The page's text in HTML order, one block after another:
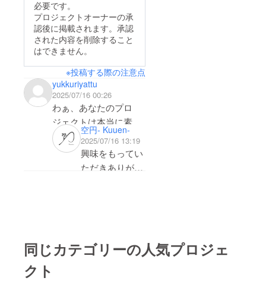
はこれからも、“お茶
を通して心が整う時
間”を届けていきま
す。映像の完成、そし
て第二弾に向けて、引
き続き精進してまいり
ます。どうぞ、これか
らも見守っていてくだ
さい！（茶人・東出）
す！応援いただけまし
たら幸いです。(東出)
茶をたてる活動を続け
ています。クラファン
もいよいよ 残り1週間
で走り抜けますので、
ぜひ応援よろしくお願
いいたします！！(東
出)
必要です。
プロジェクトオーナーの承
認後に掲載されます。承認
された内容を削除すること
はできません。
※投稿する際の注意点
yukkuriyattu
2025/07/16 00:26
わぁ、あなたのプロ
ジェクトは本当に素晴
らしいですね！正直に
言うと、あなたのアイ
デアにとても興味を持
いです！集めた資金は
空円- Kuuen-
2025/07/16 13:19
興味をもってい
ただきありがと
道に対する若者
メール
にて動
ト終了
同じカテゴリーの人気プロジェ
クト